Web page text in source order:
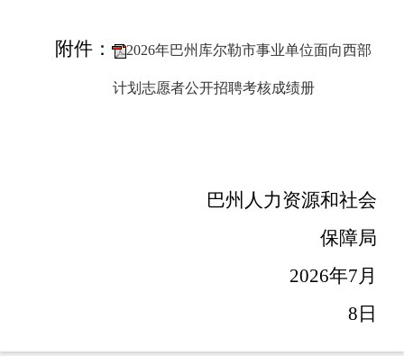
附件： 2026年巴州库尔勒市事业单位面向西部
计划志愿者公开招聘考核成绩册
巴州人力资源和社会
保障局
2026年7月
8 日